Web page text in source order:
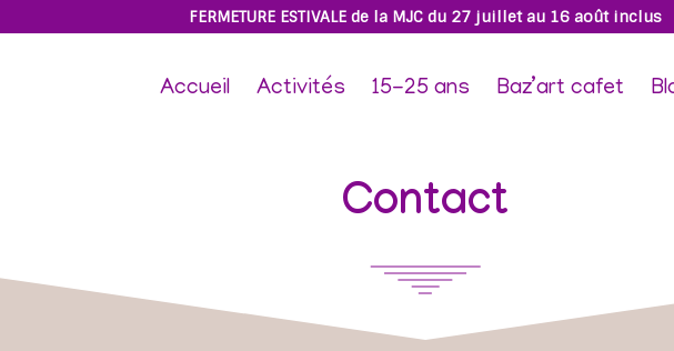
FERMETURE ESTIVALE de la MJC du 27 juillet au 16 août inclus
Accueil Activités 15-25 ans Baz’art cafet
Contact